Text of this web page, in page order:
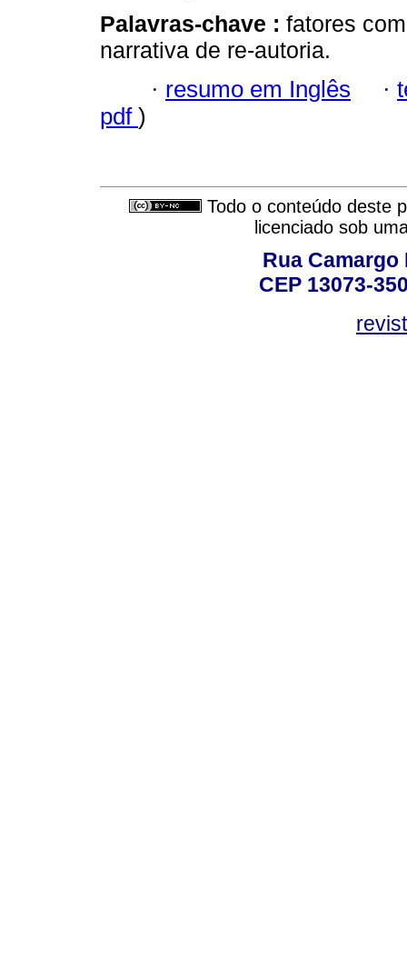
Palavras-chave : fatores
narrativa de re-autoria.
· resumo em Inglês ·
pdf )
Todo o conteúdo deste
licenciado sob
Rua Camargo
CEP 13073-